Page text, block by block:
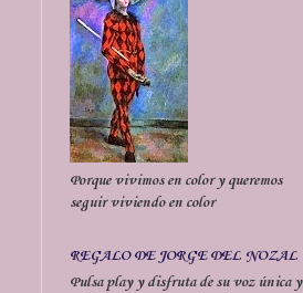
Porque vivimos en color y queremos
seguir viviendo en color
REGALO DE JORGE DEL NOZAL
Pulsa play y disfruta de su voz única y